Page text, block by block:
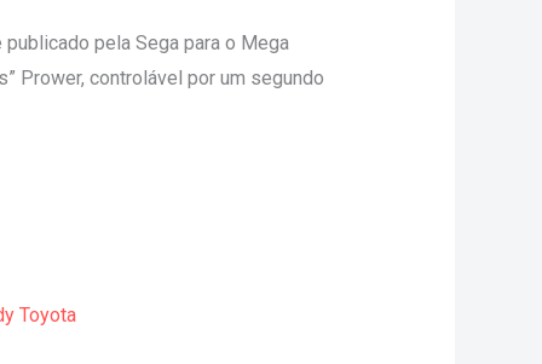
pela Sega para o Mega
Prower, controlável por um segundo
Toyota